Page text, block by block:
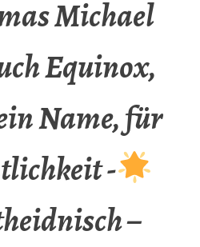
Michael
Equinox,
Name, für
-
–